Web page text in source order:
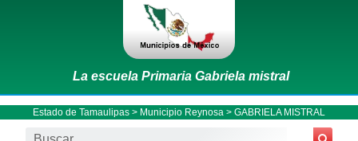
La escuela Primaria Gabriela mistral
Estado de Tamaulipas > Municipio Reynosa > GABRIELA MISTRAL